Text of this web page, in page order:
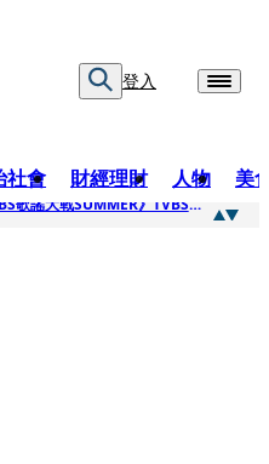
登入
社會 財經理財 人物 美
邊看偶像邊拚韓國行 《2026 SBS歌謠大戰SUMMER》TVBS直播祭追星福利